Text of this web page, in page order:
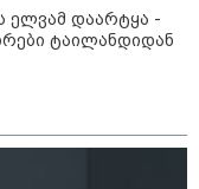
ელვამ დაარტყა -
ტაილანდიდან